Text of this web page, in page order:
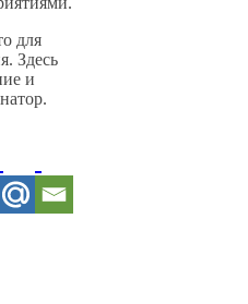
для
Здесь
и